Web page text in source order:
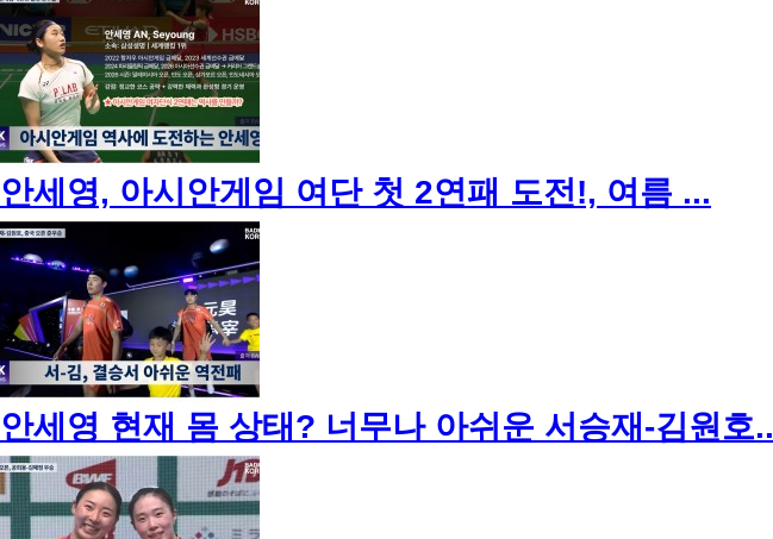
안세영, 아시안게임 여단 첫 2연패 도전!, 여름 ...
안세영 현재 몸 상태? 너무나 아쉬운 서승재-김원호